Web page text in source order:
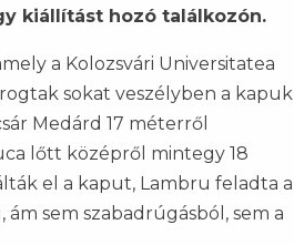
kiállítást hozó találkozón.
a Kolozsvári Universitatea
sokat veszélyben a kapuk
Medárd 17 méterről
lőtt középről mintegy 18
el a kaput, Lambru feladta a
sem szabadrúgásból, sem a